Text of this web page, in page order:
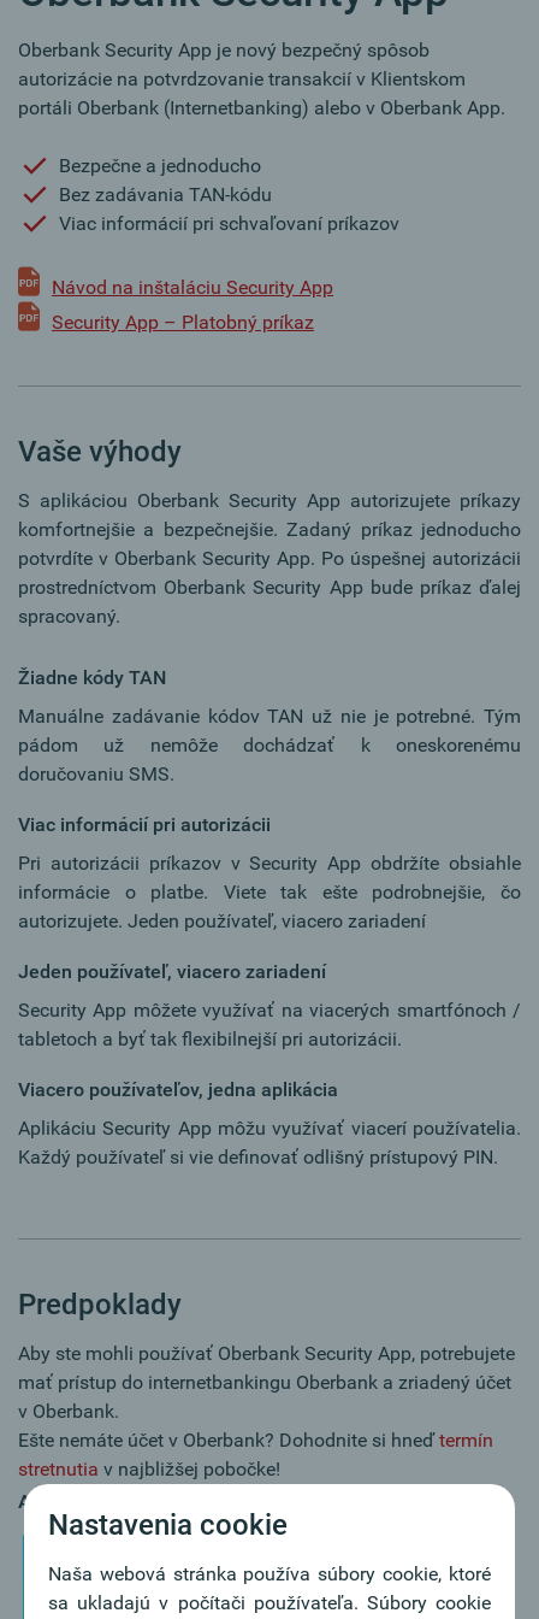
Oberbank Security App je nový bezpečný spôsob
autorizácie na potvrdzovanie transakcií v Klientskom
portáli Oberbank (Internetbanking) alebo v Oberbank App.
Bezpečne a jednoducho
Bez zadávania TAN-kódu
Viac informácií pri schvaľovaní príkazov
Návod na inštaláciu Security App
Security App – Platobný príkaz
Vaše výhody
S aplikáciou Oberbank Security App autorizujete príkazy
komfortnejšie a bezpečnejšie. Zadaný príkaz jednoducho
potvrdíte v Oberbank Security App. Po úspešnej autorizácii
prostredníctvom Oberbank Security App bude príkaz ďalej
spracovaný.
Žiadne kódy TAN
Manuálne zadávanie kódov TAN už nie je potrebné. Tým
pádom už nemôže dochádzať k oneskorenému
doručovaniu SMS.
Viac informácií pri autorizácii
Pri autorizácii príkazov v Security App obdržíte obsiahle
informácie o platbe. Viete tak ešte podrobnejšie, čo
autorizujete. Jeden používateľ, viacero zariadení
Jeden používateľ, viacero zariadení
Security App môžete využívať na viacerých smartfónoch /
tabletoch a byť tak flexibilnejší pri autorizácii.
Viacero používateľov, jedna aplikácia
Aplikáciu Security App môžu využívať viacerí používatelia.
Každý používateľ si vie definovať odlišný prístupový PIN.
Predpoklady
Aby ste mohli používať Oberbank Security App, potrebujete
mať prístup do internetbankingu Oberbank a zriadený účet
v Oberbank.
Ešte nemáte účet v Oberbank? Dohodnite si hneďtermín
stretnutia v najbližšej pobočke!
Android App
Nastavenia cookie
Naša webová stránka používa súbory cookie, ktoré
sa ukladajú v počítači používateľa. Súbory cookie